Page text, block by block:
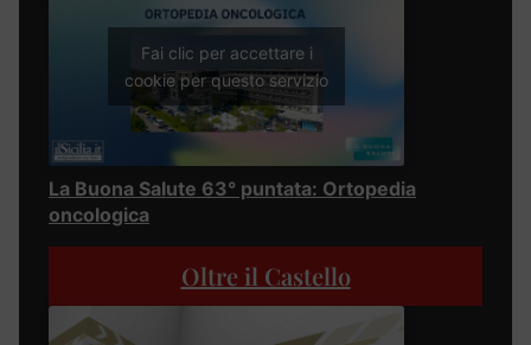
Fai clic per accettare i
cookie per questo servizio
La Buona Salute 63° puntata: Ortopedia
oncologica
Oltre il Castello